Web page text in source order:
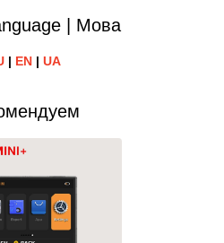
| Мова
| EN| UA